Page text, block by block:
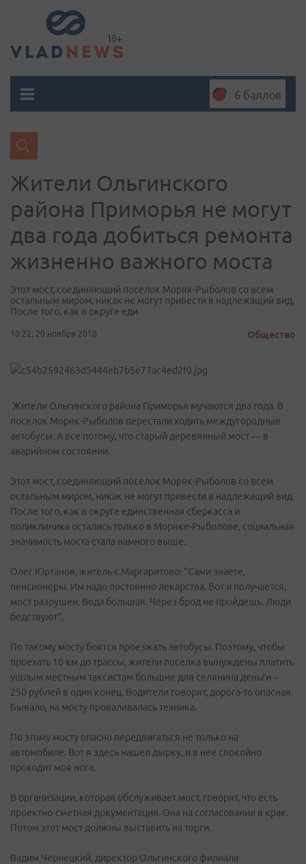
6 баллов
Жители Ольгинского
района Приморья не могут
два года добиться ремонта
жизненно важного моста
Этот мост, соединяющий поселок Моряк-Рыболов со всем
остальным миром, никак не могут привести в надлежащий вид.
После того, как в округе еди
10:22, 20 ноября 2010 Общество
Жители Ольгинского района Приморья мучаются два года. В
поселок Моряк-Рыболов перестали ходить междугородные
автобусы. А все потому, что старый деревянный мост — в
аварийном состоянии.
Этот мост, соединяющий поселок Моряк-Рыболов со всем
остальным миром, никак не могут привести в надлежащий вид.
После того, как в округе единственная сберкасса и
поликлиника остались только в Моряке-Рыболове, социальная
значимость моста стала намного выше.
Олег Юртанов, житель с.Маргаритово: "Сами знаете,
пенсионеры. Им надо постоянно лекарства. Вот и получается,
мост разрушен. Вода большая. Через брод не пройдешь. Люди
бедствуют".
По такому мосту боятся проезжать автобусы. Поэтому, чтобы
проехать 10 км до трассы, жители поселка вынуждены платить
ушлым местным таксистам большие для селянина деньги –
250 рублей в один конец. Водители говорят, дорога-то опасная.
Бывало, на мосту проваливалась техника.
По этому мосту опасно передвигаться не только на
автомобиле. Вот я здесь нашел дырку, и в нее спокойно
проходит моя нога.
В организации, которая обслуживает мост, говорят, что есть
проектно-сметная документация. Она на согласовании в крае.
Потом этот мост должны выставить на торги.
Вадим Чернецкий, директор Ольгинского филиала